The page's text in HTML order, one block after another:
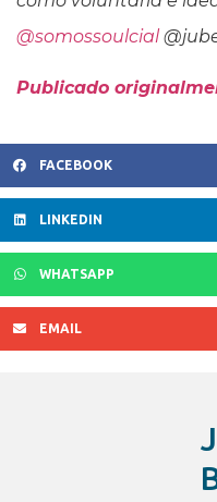
@somossoulcial
Publicado
FACEBOOK
LINKEDIN
WHATSAPP
EMAIL